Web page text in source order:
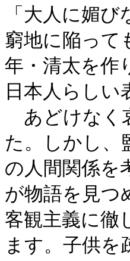
「大人に媚
窮地に陥って
年・清太を作
日本人らし
あどけなく
た。しかし、
の人間関係を
が物語を見つ
客観主義に徹
ます。子供を